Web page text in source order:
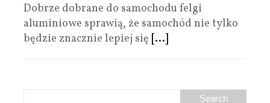
Dobrze dobrane do samochodu felgi
aluminiowe sprawią, że samochód nie tylko
będzie znacznie lepiej się [...]